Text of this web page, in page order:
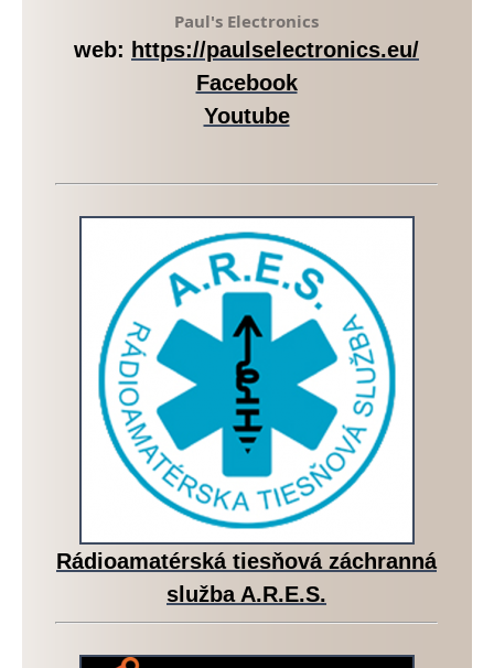
Paul's Electronics
web: https://paulselectronics.eu/
Facebook
Youtube
Rádioamatérská tiesňová záchranná
služba A.R.E.S.